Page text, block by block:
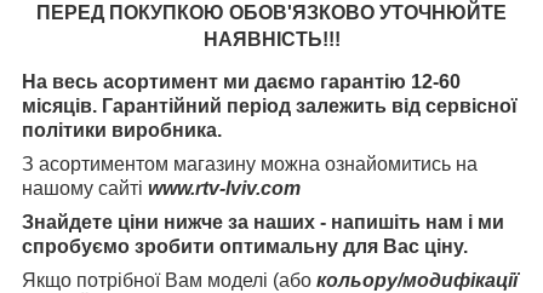
ПЕРЕД ПОКУПКОЮ ОБОВ'ЯЗКОВО УТОЧНЮЙТЕ
НАЯВНІСТЬ!!!
На весь асортимент ми даємо гарантію 12-60
місяців. Гарантійний період залежить від сервісної
політики виробника.
З асортиментом магазину можна ознайомитись на
нашому сайті www.rtv-lviv.com
Знайдете ціни нижче за наших - напишіть нам і ми
спробуємо зробити оптимальну для Вас ціну.
Якщо потрібної Вам моделі (або кольору/модифікації